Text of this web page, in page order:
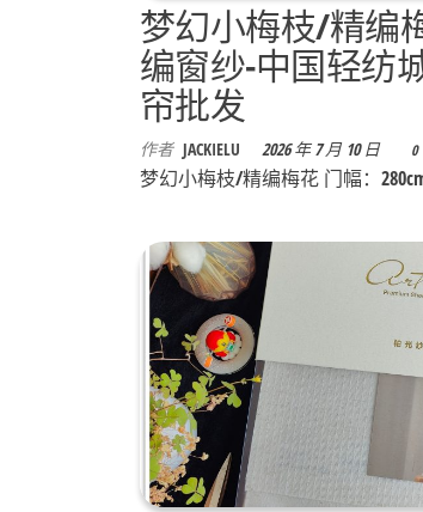
梦幻小梅枝/精编
编窗纱-中国轻纺
帘批发
作者 JACKIELU 2026 年 7 月 10 日 0
梦幻小梅枝/精编梅花 门幅：